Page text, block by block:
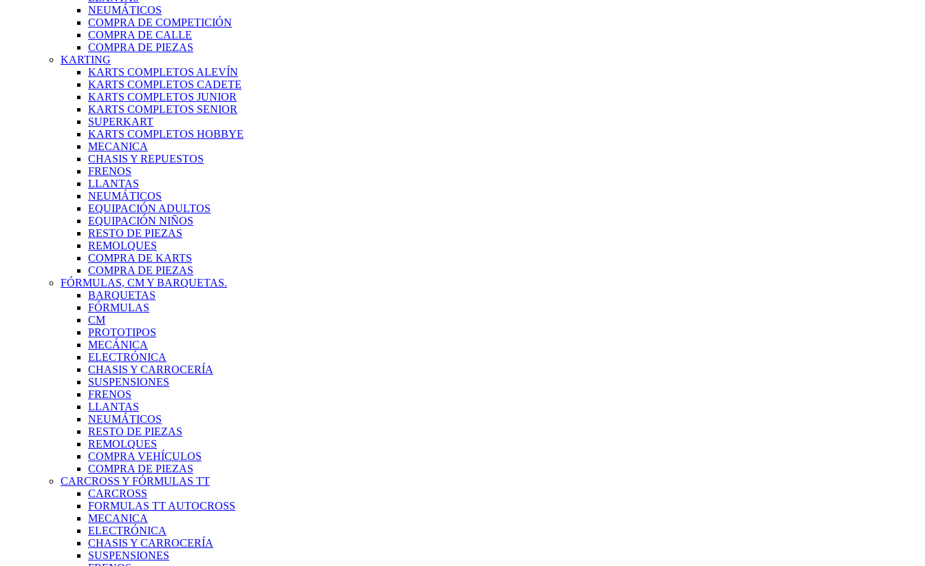
NEUMÁTICOS
COMPRA DE COMPETICIÓN
COMPRA DE CALLE
COMPRA DE PIEZAS
KARTING
KARTS COMPLETOS ALEVÍN
KARTS COMPLETOS CADETE
KARTS COMPLETOS JUNIOR
KARTS COMPLETOS SENIOR
SUPERKART
KARTS COMPLETOS HOBBYE
MECANICA
CHASIS Y REPUESTOS
FRENOS
LLANTAS
NEUMÁTICOS
EQUIPACIÓN ADULTOS
EQUIPACIÓN NIÑOS
RESTO DE PIEZAS
REMOLQUES
COMPRA DE KARTS
COMPRA DE PIEZAS
FÓRMULAS, CM Y BARQUETAS.
BARQUETAS
FÓRMULAS
CM
PROTOTIPOS
MECÁNICA
ELECTRÓNICA
CHASIS Y CARROCERÍA
SUSPENSIONES
FRENOS
LLANTAS
NEUMÁTICOS
RESTO DE PIEZAS
REMOLQUES
COMPRA VEHÍCULOS
COMPRA DE PIEZAS
CARCROSS Y FÓRMULAS TT
CARCROSS
FORMULAS TT AUTOCROSS
MECANICA
ELECTRÓNICA
CHASIS Y CARROCERÍA
SUSPENSIONES